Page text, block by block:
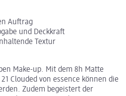
Auftrag
und Deckkraft
Textur
Make-up. Mit dem 8h Matte
Clouded von essence können die
Zudem begeistert der